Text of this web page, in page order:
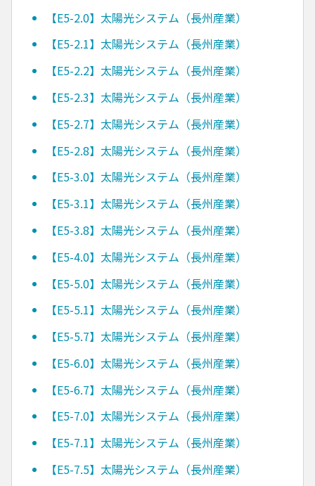
【E5-2.0】太陽光システム（長州産業）
【E5-2.1】太陽光システム（長州産業）
【E5-2.2】太陽光システム（長州産業）
【E5-2.3】太陽光システム（長州産業）
【E5-2.7】太陽光システム（長州産業）
【E5-2.8】太陽光システム（長州産業）
【E5-3.0】太陽光システム（長州産業）
【E5-3.1】太陽光システム（長州産業）
【E5-3.8】太陽光システム（長州産業）
【E5-4.0】太陽光システム（長州産業）
【E5-5.0】太陽光システム（長州産業）
【E5-5.1】太陽光システム（長州産業）
【E5-5.7】太陽光システム（長州産業）
【E5-6.0】太陽光システム（長州産業）
【E5-6.7】太陽光システム（長州産業）
【E5-7.0】太陽光システム（長州産業）
【E5-7.1】太陽光システム（長州産業）
【E5-7.5】太陽光システム（長州産業）